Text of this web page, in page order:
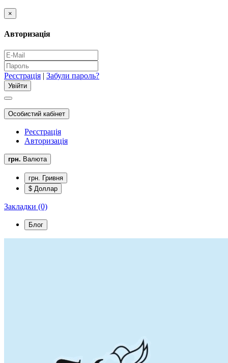
×
Авторизація
Реєстрація | Забули пароль?
Особистий кабінет
Реєстрація
Авторизація
грн. Валюта
грн. Гривня
$ Доллар
Закладки (0)
Блог